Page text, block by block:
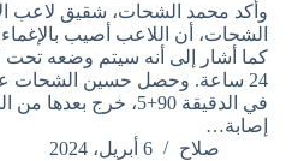
وأكد محمد الشحات، شقيق لاعب
الشحات، أن اللاعب أصيب
كما أشار إلى أنه سيتم وضعه تحت
24 ساعة. وحصل حسين الشحات
في الدقيقة 90+5، خرج
إصابة…
صلاح
6 أبريل، 2024